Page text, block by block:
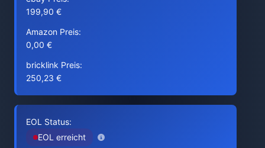
199,90 €
Amazon Preis:
0,00 €
bricklink Preis:
250,23 €
EOL Status:
EOL erreicht